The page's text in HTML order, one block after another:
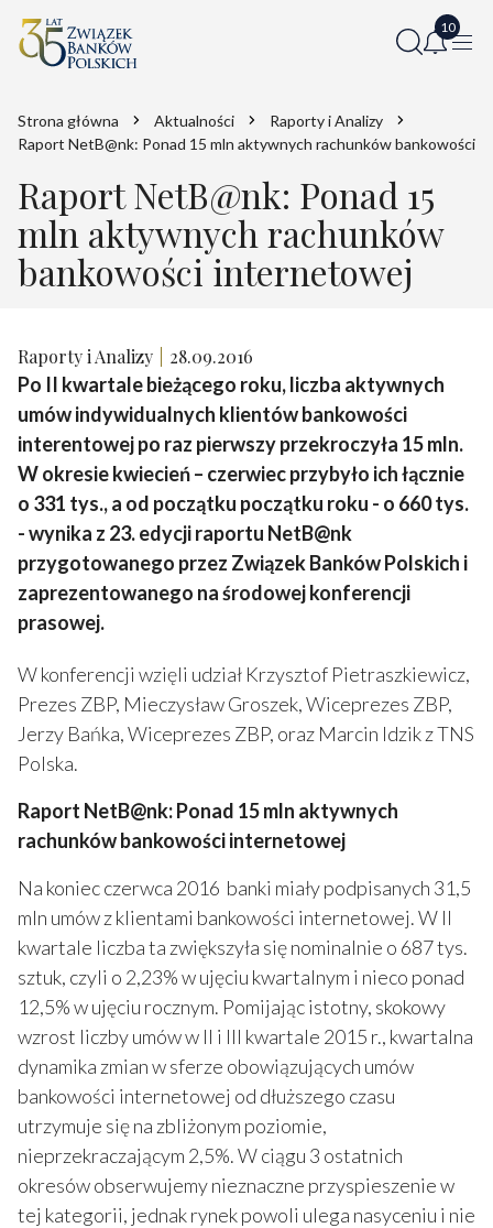
Strona główna Aktualności
Raporty i Analizy
Raport NetB@nk: Ponad 15 mln aktywnych rachunków bankowości
Raport NetB@nk: Ponad 15
mln aktywnych rachunków
bankowości internetowej
Raporty i Analizy 28.09.2016
Po II kwartale bieżącego roku, liczba aktywnych
umów indywidualnych klientów bankowości
interentowej po raz pierwszy przekroczyła 15 mln.
W okresie kwiecień – czerwiec przybyło ich łącznie
o 331 tys., a od początku początku roku - o 660 tys.
- wynika z 23. edycji raportu NetB@nk
przygotowanego przez Związek Banków Polskich i
zaprezentowanego na środowej konferencji
prasowej.
W konferencji wzięli udział Krzysztof Pietraszkiewicz,
Prezes ZBP, Mieczysław Groszek, Wiceprezes ZBP,
Jerzy Bańka, Wiceprezes ZBP, oraz Marcin Idzik z TNS
Polska.
Raport NetB@nk: Ponad 15 mln aktywnych
rachunków bankowości internetowej
Na koniec czerwca 2016 banki miały podpisanych 31,5
mln umów z klientami bankowości internetowej. W II
kwartale liczba ta zwiększyła się nominalnie o 687 tys.
sztuk, czyli o 2,23% w ujęciu kwartalnym i nieco ponad
12,5% w ujęciu rocznym. Pomijając istotny, skokowy
wzrost liczby umów w II i III kwartale 2015 r., kwartalna
dynamika zmian w sferze obowiązujących umów
bankowości internetowej od dłuższego czasu
utrzymuje się na zbliżonym poziomie,
nieprzekraczającym 2,5%. W ciągu 3 ostatnich
okresów obserwujemy nieznaczne przyspieszenie w
tej kategorii, jednak rynek powoli ulega nasyceniu i nie